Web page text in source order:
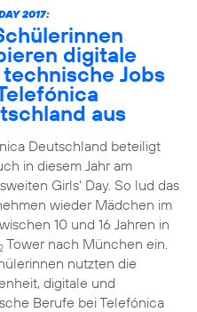
2017:
digitale
Jobs
aus
Deutschland beteiligt
in diesem Jahr am
Girls‘ Day. So lud das
wieder Mädchen im
10 und 16 Jahren in
Tower nach München ein.
nutzten die
digitale und
Berufe bei Telefónica